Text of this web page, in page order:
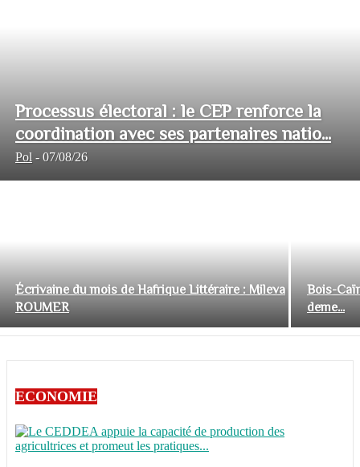
Processus électoral : le CEP renforce la
coordination avec ses partenaires natio...
Pol - 07/08/26
Écrivaine du mois de Hafrique Littéraire : Mileva
ROUMER
Bois-
deme...
ECONOMIE